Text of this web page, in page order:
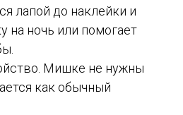
лапой до наклейки и
на ночь или помогает
Мишке не нужны
как обычный